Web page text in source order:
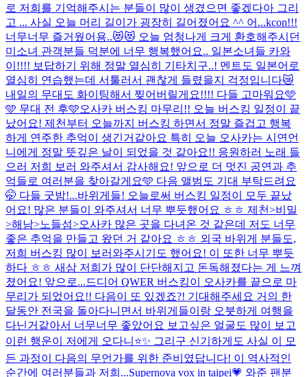
로 저희를 기억해주시는 분들이 많이 생겼으면 좋겠다아 그리
고 ... 사실 오늘 머리 길이가 굉장히 길어졌어요 ^^ 어...kcon!!!
너무너무 즐거웠어용..😻😻 오늘 엄청나게 크게 환호해주시던
미소녀 관객분들 덕분에 너무 행복했어요.. 일본소녀들 카와
이!!!! 보답하기 위해 정말 열심히 기타치구..! 멘트도 일본어로
열심히 연습했는데 서툴러서 괜찮게 들렸을지 걱정입니다😿
내일의 무대도 화이팅해서 찢어버릴게요!!!! 다들 고마워요🩵
🩵 무대 전 후🩵오사카 버스킹 마무리!! 오늘 버스킹 일정이 끝
났어요! 제천부터 오늘까지 버스킹 하면서 정말 즐겁고 행복
하게 연주한 추억이 생긴거같아요 특히 오늘 오사카는 시연언
니에게 정말 뜻깊은 날이 되었을 것 같아요!! 응원하러 노래 들
으러 저희 보러 와주셔서 감사해요! 앞으로 더 멋진 공연과 추
억들로 여러분을 찾아갈게요🩵 다음 앨범도 기대 부탁드려요
🤭 다들 굿밤!...바위게들! 오늘로써 버스킹 일정이 모두 끝났
어요! 많은 분들이 와주셔서 너무 뿌듯했어요 ㅎㅎ 제천>비밀
>해남>노들섬>오사카 많은 곳을 다녀온 것 같은데 저도 너무
좋은 추억을 만들고 왔던 거 같아요 ㅎㅎ 외국 바위게 분들도,
저희 버스킹 많이 보러와주시기도 했어요! 이 또한 너무 뿌듯
하다 ㅎㅎ 새삼 저희가 많이 단단해지고 돈독해졌다는 게 느껴
졌어요! 앞으로...드디어 QWER 버스킹이 오사카를 끝으로 마
무리가 되었어요!! 다음이 또 있겠죠?! 기대해주세요 거의 한
달동안 전국을 돌아다니면서 바위게들이랑 오붓하게 여행을
다닌거같아서 너무너무 좋았어요 보고싶은 얼굴도 많이 보고
이런 행운이 저에게 오다니⭐️✨ 그리구 신기하게도 사실 이 모
든 과정이 다음의 무언가를 위한 준비였답니다! 이 역사적인
순간에 여러분들과 저희...Supernova vox in taipei💗 와준 팬분